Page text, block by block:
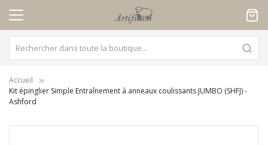
Accueil
Kit épinglier Simple Entraînement à anneaux coulissants JUMBO (SHFJ) -
Ashford